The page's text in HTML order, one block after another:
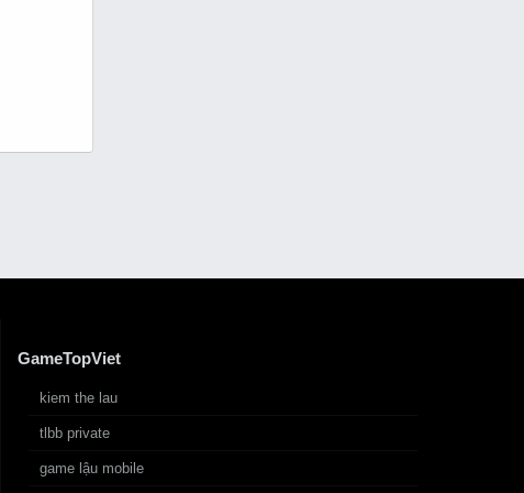
GameTopViet
kiem the lau
tlbb private
game lậu mobile